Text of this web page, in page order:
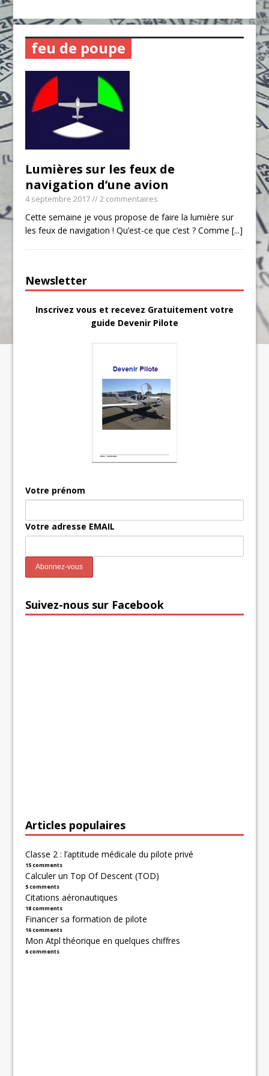
feu de poupe
Lumières sur les feux de
navigation d’une avion
4 septembre 2017// 2 commentaires
Cette semaine je vous propose de faire la lumière sur
les feux de navigation ! Qu’est-ce que c’est ? Comme[...]
Newsletter
Inscrivez vous et recevez Gratuitement votre
guide Devenir Pilote
Votre prénom
Votre adresse EMAIL
Suivez-nous sur Facebook
Articles populaires
Classe 2 : l’aptitude médicale du pilote privé
15 comments
Calculer un Top Of Descent (TOD)
5 comments
Citations aéronautiques
18 comments
Financer sa formation de pilote
16 comments
Mon Atpl théorique en quelques chiffres
6 comments